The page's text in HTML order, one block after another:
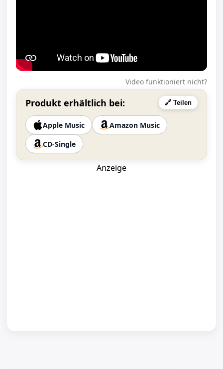
Video funktioniert nicht?
Produkt erhältlich bei: 🔗 Teilen
Apple Music
Amazon Music
CD-Single
Anzeige